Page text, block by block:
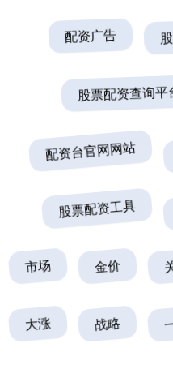
配资广告
股票配资查询平
配资台官网网站
股票配资工具
市场 金价
大涨 战略